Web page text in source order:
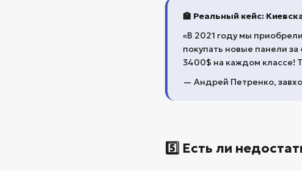
🏫 Реальный кейс:
«В 2021 году мы
покупать новые панели
3400$ на каждом классе!
— Андрей Петренко,
5️⃣ Есть ли